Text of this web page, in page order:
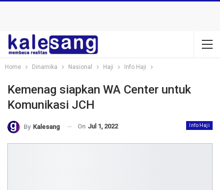
Home Dinamika Nasional Haji Info Haji
Kemenag siapkan WA Center untuk
Komunikasi JCH
Info Haji
By Kalesang On Jul 1, 2022